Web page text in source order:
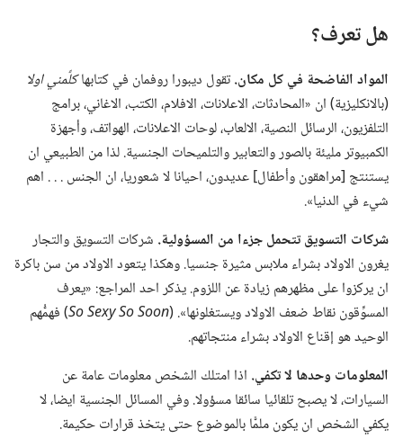
هل تعرف؟‏
المواد الفاضحة في كل مكان.‏تقول ديبورا روفمان في كتابهاكلِّمني اولا
(‏بالانكليزية)‏ ان «المحادثات،‏ الاعلانات،‏ الافلام،‏ الكتب،‏ الاغاني،‏ برامج
التلفزيون،‏ الرسائل النصية،‏ الالعاب،‏ لوحات الاعلانات،‏ الهواتف،‏ وأجهزة
الكمبيوتر مليئة بالصور والتعابير والتلميحات الجنسية.‏ لذا من الطبيعي ان
يستنتج [مراهقون وأطفال] عديدون،‏ احيانا لا شعوريا،‏ ان الجنس .‏ .‏ .‏ اهم
شيء في الدنيا».‏
شركات التسويق تتحمل جزءا من المسؤولية.‏ شركات التسويق والتجار
يغرون الاولاد بشراء ملابس مثيرة جنسيا.‏ وهكذا يتعود الاولاد من سن باكرة
ان يركزوا على مظهرهم زيادة عن اللزوم.‏ يذكر احد المراجع:‏ «يعرف
المسوِّقون نقاط ضعف الاولاد ويستغلونها».‏ (‏So Sexy So Soon‏)‏ فهمُّهم
الوحيد هو إقناع الاولاد بشراء منتجاتهم.‏
المعلومات وحدها لا تكفي.‏ اذا امتلك الشخص معلومات عامة عن
السيارات،‏ لا يصبح تلقائيا سائقا مسؤولا.‏ وفي المسائل الجنسية ايضا،‏ لا
يكفي الشخص ان يكون ملمًّا بالموضوع حتى يتخذ قرارات حكيمة.‏